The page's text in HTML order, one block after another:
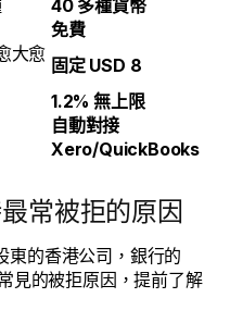
40 多種貨幣
免費
大愈
固定 USD 8
1.2% 無上限
自動對接
Xero/QuickBooks
常被拒的原因
東的香港公司，銀行的
見的被拒原因，提前了解